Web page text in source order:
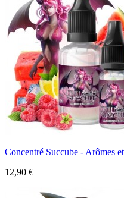
Concentré Succube - Arômes
12,90 €